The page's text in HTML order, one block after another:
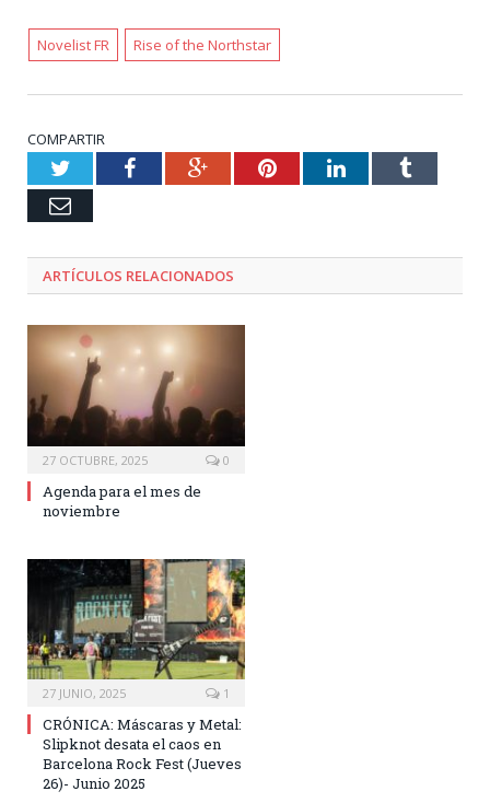
Novelist FR Rise of the Northstar
COMPARTIR
TwitterFacebookGoogle+PinterestLinkedInTumblr
Email
ARTÍCULOS RELACIONADOS
27 OCTUBRE, 2025 0
Agenda para el mes de
noviembre
27 JUNIO, 2025 1
CRÓNICA: Máscaras y Metal:
Slipknot desata el caos en
Barcelona Rock Fest (Jueves
26)- Junio 2025